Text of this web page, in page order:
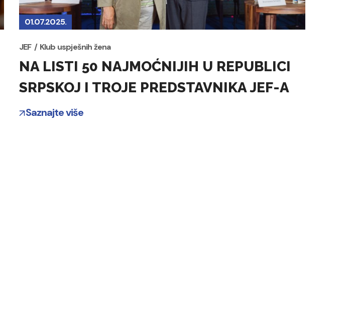
01.07.2025.
JEF Klub uspješnih žena
NA LISTI 50 NAJMOĆNIJIH U REPUBLICI
SRPSKOJ I TROJE PREDSTAVNIKA JEF-A
Saznajte više